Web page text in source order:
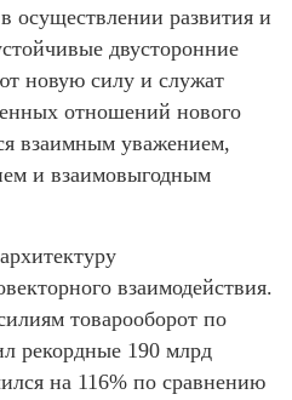
осуществлении развития и
двусторонние
новую силу и служат
отношений нового
взаимным уважением,
и взаимовыгодным
взаимодействия.
товарооборот по
рекордные 190 млрд
на 116% по сравнению